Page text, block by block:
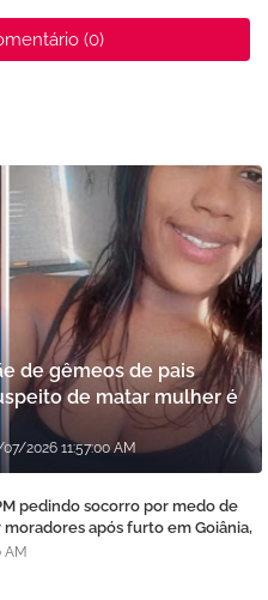
(0)
de gêmeos de pais
de matar mulher é
2026 11:57:00 AM
pedindo socorro por medo de
moradores após furto em Goiânia,
AM